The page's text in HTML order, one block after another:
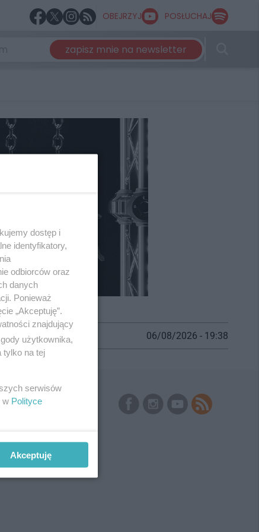
OBEJRZYJ POSŁUCHAJ
zapisz mnie na newsletter
06/08/2026 - 19:38
się
dostęp i
identyfikatory,
odbiorców oraz
danych
Ponieważ
„Akceptuję”.
znajdujący
użytkownika,
tylko na tej
serwisów
w Polityce
Akceptuję